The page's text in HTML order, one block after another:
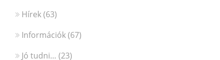
Hírek(63)
Információk(67)
Jó tudni… (23)